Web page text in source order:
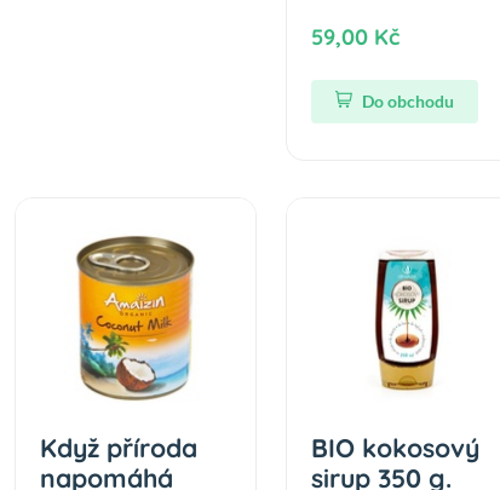
59,00 Kč
Do obchodu
Když příroda
napomáhá
BIO kokosový
sirup 350 g.